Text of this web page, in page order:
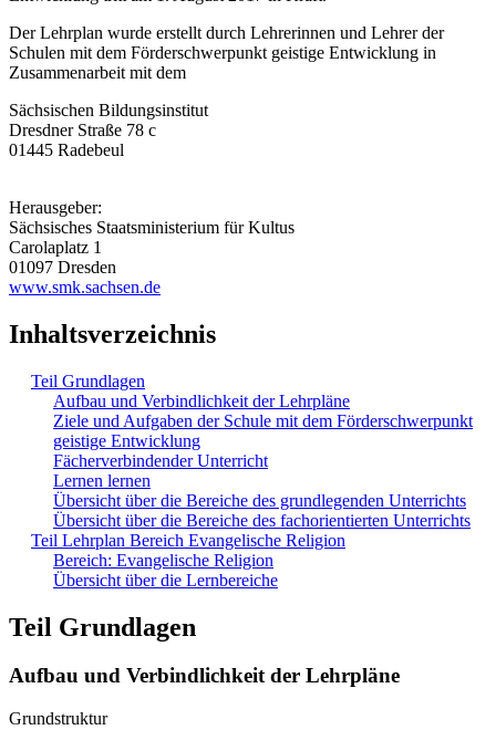
Der Lehrplan wurde erstellt durch Lehrerinnen und Lehrer der
Schulen mit dem Förderschwerpunkt geistige Entwicklung in
Zusammenarbeit mit dem
Sächsischen Bildungsinstitut
Dresdner Straße 78 c
01445 Radebeul
Herausgeber:
Sächsisches Staatsministerium für Kultus
Carolaplatz 1
01097 Dresden
www.smk.sachsen.de
Inhaltsverzeichnis
Teil Grundlagen
Aufbau und Verbindlichkeit der Lehrpläne
Ziele und Aufgaben der Schule mit dem Förderschwerpunkt
geistige Entwicklung
Fächerverbindender Unterricht
Lernen lernen
Übersicht über die Bereiche des grundlegenden Unterrichts
Übersicht über die Bereiche des fachorientierten Unterrichts
Teil Lehrplan Bereich Evangelische Religion
Bereich: Evangelische Religion
Übersicht über die Lernbereiche
Teil Grundlagen
Aufbau und Verbindlichkeit der Lehrpläne
Grundstruktur